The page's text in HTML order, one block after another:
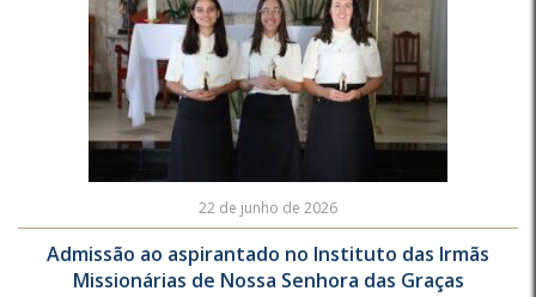
22 de junho de 2026
Admissão ao aspirantado no Instituto das Irmãs
Missionárias de Nossa Senhora das Graças